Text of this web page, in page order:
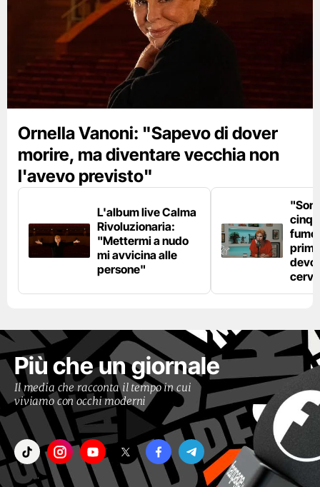
Ornella Vanoni: "Sapevo di dover
morire, ma diventare vecchia non
l'avevo previsto"
L'album live Calma
Rivoluzionaria:
"Mettermi a nudo
mi avvicina alle
persone"
fumo
devo
Più che un giornale
Il media che racconta il tempo in cui
viviamo con occhi moderni